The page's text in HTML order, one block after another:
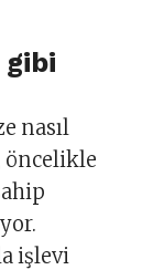
gibi
nasıl
öncelikle
işlevi